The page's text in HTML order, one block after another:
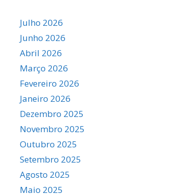
Julho 2026
Junho 2026
Abril 2026
Março 2026
Fevereiro 2026
Janeiro 2026
Dezembro 2025
Novembro 2025
Outubro 2025
Setembro 2025
Agosto 2025
Maio 2025